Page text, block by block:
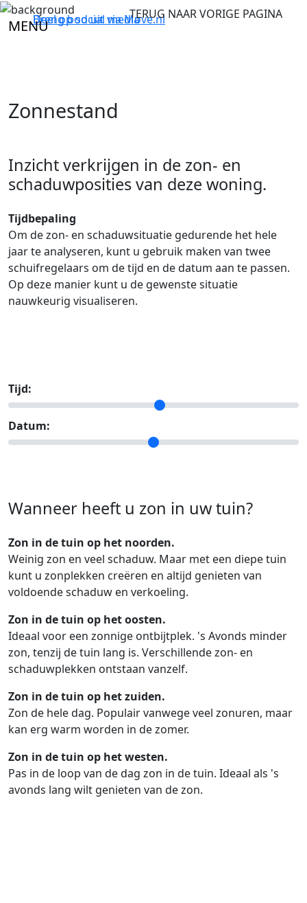
MENU
TERUG NAAR VORIGE PAGINA
Breng bod uit viaMove.nl
Deel op social media
Zonnestand
Inzicht verkrijgen in de zon- en
schaduwposities van deze woning.
Tijdbepaling
Om de zon- en schaduwsituatie gedurende het hele
jaar te analyseren, kunt u gebruik maken van twee
schuifregelaars om de tijd en de datum aan te passen.
Op deze manier kunt u de gewenste situatie
nauwkeurig visualiseren.
Tijd:
Datum:
Wanneer heeft u zon in uw tuin?
Zon in de tuin op het noorden.
Weinig zon en veel schaduw. Maar met een diepe tuin
kunt u zonplekken creëren en altijd genieten van
voldoende schaduw en verkoeling.
Zon in de tuin op het oosten.
Ideaal voor een zonnige ontbijtplek. 's Avonds minder
zon, tenzij de tuin lang is. Verschillende zon- en
schaduwplekken ontstaan vanzelf.
Zon in de tuin op het zuiden.
Zon de hele dag. Populair vanwege veel zonuren, maar
kan erg warm worden in de zomer.
Zon in de tuin op het westen.
Pas in de loop van de dag zon in de tuin. Ideaal als 's
avonds lang wilt genieten van de zon.